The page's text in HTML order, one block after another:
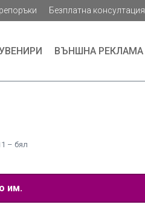
Безплатна консултация
ВЪНШНА РЕКЛАМА
– бял
им.